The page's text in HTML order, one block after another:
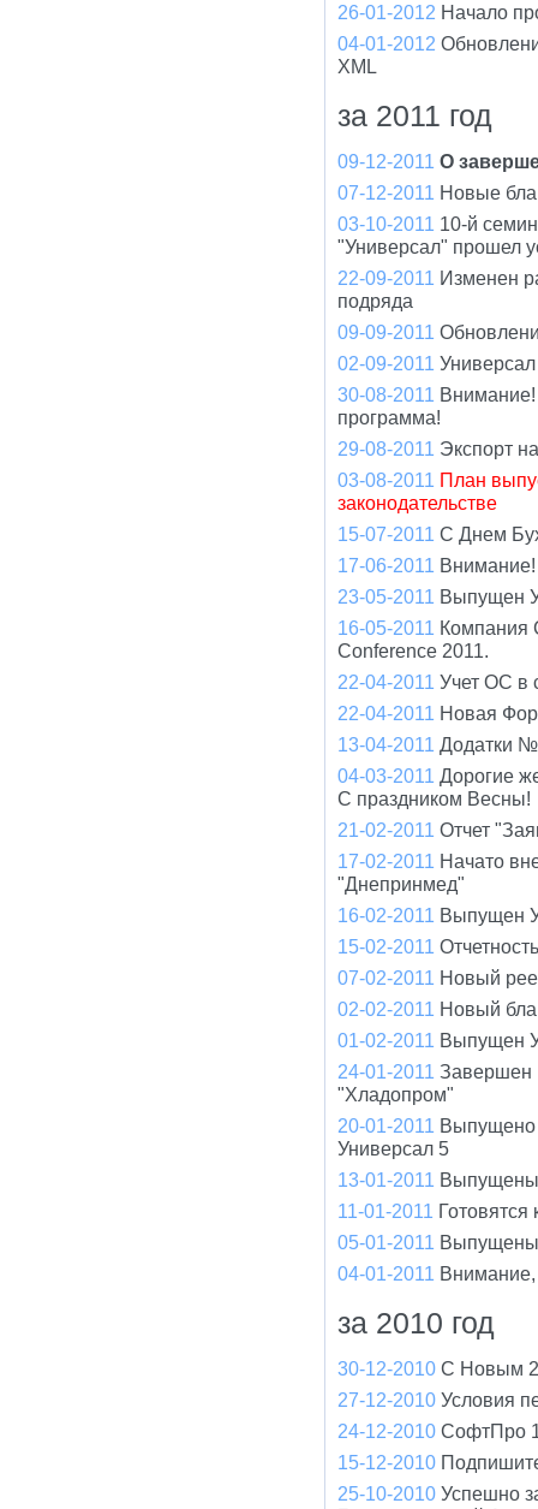
26-01-2012 Начало
04-01-2012
XML
за 2011 год
09-12-2011 О
07-12-2011 Новые
03-10-2011 10-й
"Универсал" прошел
22-09-2011 Изменен
подряда
09-09-2011
02-09-2011
30-08-2011
программа!
29-08-2011 Экспорт
03-08-2011 План
законодательстве
15-07-2011 С Днем
17-06-2011
23-05-2011 Выпущен
16-05-2011 Компания
Conference 2011.
22-04-2011 Учет ОС в
22-04-2011 Новая
13-04-2011 Додатки
04-03-2011 Дорогие
С праздником Весны!
21-02-2011 Отчет
17-02-2011 Начато
"Днепринмед"
16-02-2011 Выпущен
15-02-2011
07-02-2011 Новый
02-02-2011 Новый
01-02-2011 Выпущен
24-01-2011 Завершен
"Хладопром"
20-01-2011 Выпущено
Универсал 5
13-01-2011 Выпущены
11-01-2011
05-01-2011 Выпущены
04-01-2011 Внимание,
за 2010 год
30-12-2010 С Новым
27-12-2010 Условия
24-12-2010 СофтПро
15-12-2010
25-10-2010 Успешно